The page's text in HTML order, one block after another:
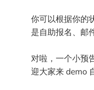
你可以根据你的
是自助报名、邮
对啦，一个小预
迎大家来 demo